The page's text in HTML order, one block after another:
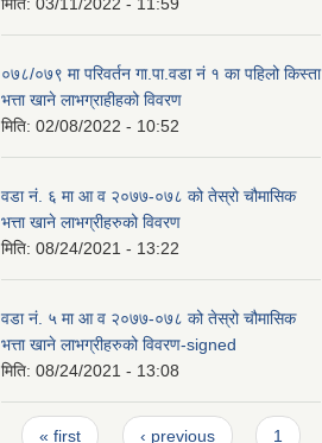
मिति: 03/11/2022 - 11:59
०७८/०७९ मा परिवर्तन गा.पा.वडा नं १ का पहिलो किस्ता
भत्ता खाने लाभग्राहीहको विवरण
मिति: 02/08/2022 - 10:52
वडा न‌ं. ६ मा आ व २०७७-०७८ को तेस्रो चौमासिक
भत्ता खाने लाभग्रीहरुको विवरण
मिति: 08/24/2021 - 13:22
वडा न‌ं. ५ मा आ व २०७७-०७८ को तेस्रो चौमासिक
भत्ता खाने लाभग्रीहरुको विवरण-signed
मिति: 08/24/2021 - 13:08
Pages
« first ‹ previous 1